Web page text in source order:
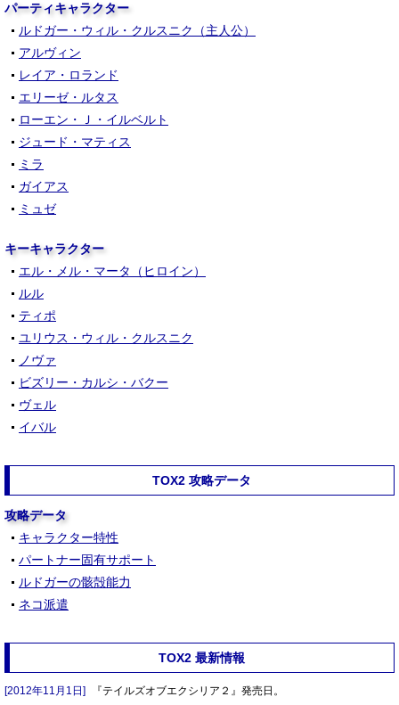
パーティキャラクター
ルドガー・ウィル・クルスニク（主人公）
アルヴィン
レイア・ロランド
エリーゼ・ルタス
ローエン・Ｊ・イルベルト
ジュード・マティス
ミラ
ガイアス
ミュゼ
キーキャラクター
エル・メル・マータ（ヒロイン）
ルル
ティポ
ユリウス・ウィル・クルスニク
ノヴァ
ビズリー・カルシ・バクー
ヴェル
イバル
TOX2 攻略データ
攻略データ
キャラクター特性
パートナー固有サポート
ルドガーの骸殻能力
ネコ派遣
TOX2 最新情報
[2012年11月1日] 『テイルズオブエクシリア２』発売日。